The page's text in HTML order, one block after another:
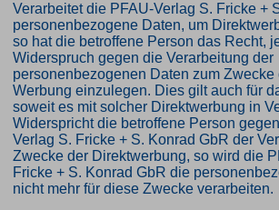
Verarbeitet die PFAU-Verlag S. Fricke +
personenbezogene Daten, um
so hat die betroffene Person das Recht,
Widerspruch gegen die Verarbeitung der
personenbezogenen Daten zum Zwecke
Werbung einzulegen. Dies gilt auch für
soweit es mit solcher Direktwerbung in
Widerspricht die betroffene Person
Verlag S. Fricke + S. Konrad GbR der
Zwecke der Direktwerbung, so wird die
Fricke + S. Konrad GbR die
nicht mehr für diese Zwecke verarbeiten.